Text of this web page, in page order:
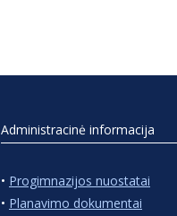
Administracinė informacija
• Progimnazijos nuostatai
• Planavimo dokumentai